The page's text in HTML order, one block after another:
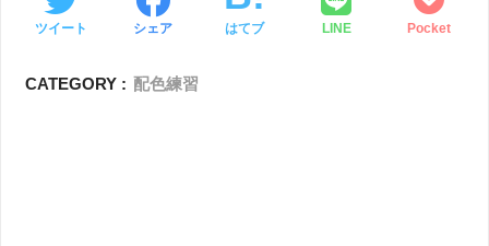
ツイート シェア はてブ LINE Pocket
CATEGORY : 配色練習